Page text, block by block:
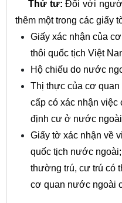
Thứ tư:Đối với
thêm một trong các giấy
Giấy xác nhận của
thôi quốc tịch Việt
Hộ chiếu do nước
Thị thực của cơ
cấp có xác nhận việc
định cư ở nước
Giấy tờ xác nhận về
quốc tịch nước
thường trú, cư trú có
cơ quan nước ngoài